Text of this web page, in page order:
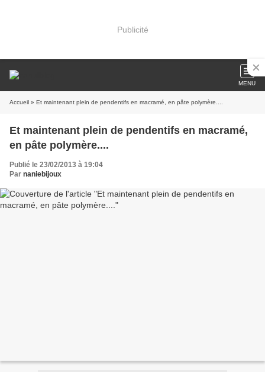
Publicité
MENU
Accueil » Et maintenant plein de pendentifs en macramé, en pâte polymère....
Et maintenant plein de pendentifs en macramé,
en pâte polymère....
Publié le 23/02/2013 à 19:04
Par naniebijoux